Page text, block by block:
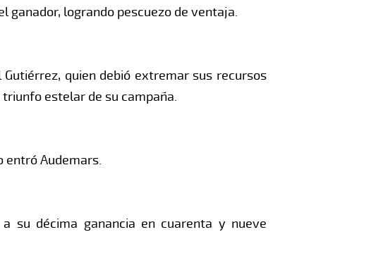
ganador, logrando pescuezo de ventaja.
quien debió extremar sus recursos
estelar de su campaña.
entró Audemars.
su décima ganancia en cuarenta y nueve